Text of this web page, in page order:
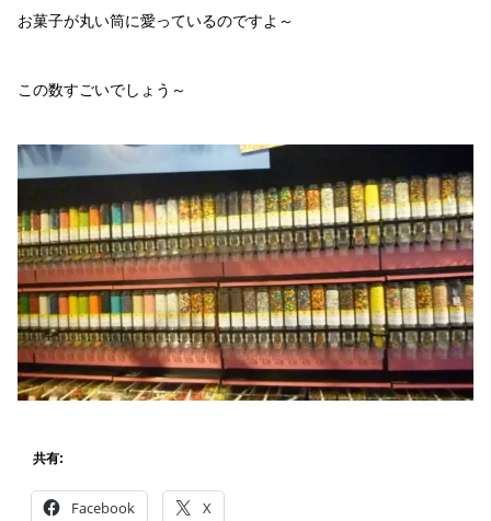
お菓子が丸い筒に愛っているのですよ～
この数すごいでしょう～
共有:
Facebook X